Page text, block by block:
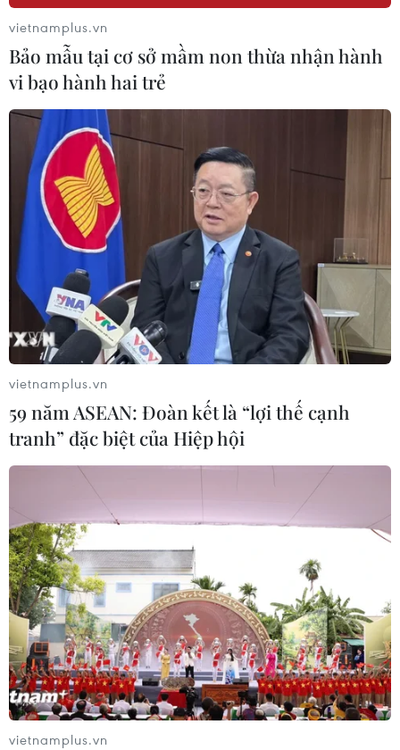
#Son lì
#Chuyên gia trang điểm
#Tin tức
#Tin tức mới nhất
#Tin tức 24h
#Tin tức mới nhất trong ngày
#Tin tức hot
#An ninh Nghệ An
#Thời sự
#Thời sự hôm nay
#Bản tin thời sự
#Tội phạm
#Truy nã
#Tội phạm hình sự
#Hình sự #Công an
#Phạm pháp
#Pháp luật #Pháp đình
#Xã hội
#An ninh xã hội
#Chính trị
#VietnamPlus
#Vietnam
#Plus
Theo dõi VietnamPlus
TIN LIÊN QUAN
vietnamplus.vn
Bảo mẫu tại cơ sở mầm non thừa nhận hành
vi bạo hành hai trẻ
vietnamplus.vn
59 năm ASEAN: Đoàn kết là “lợi thế cạnh
tranh” đặc biệt của Hiệp hội
vietnamplus.vn